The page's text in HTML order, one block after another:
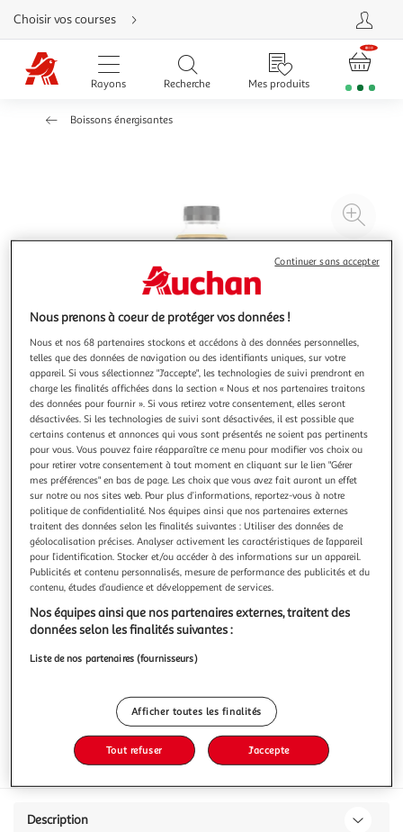
Aller
directement
au
contenu
Aller
directement
Aller
besoin
Choisir vos courses
Rayons Recherche Mes produits
Boissons énergisantes
à
POWERADE
Boisson diététique de l'effort goût mangue
Libérez tout votre potentiel physique et mental avec
Powerade Golden Mango, et franchissez les barrières qui
vous empêchent d'atteindre votre objectif ! Powerade est
une boisson isotonique pour le sport qui vous permet
physique. Boisson diététiqu
En savoir +
50cl
Vous voulez connaître le prix de ce produit ?
Afficher le prix
Format
Description
Nous prenons à coeur de protéger vos données !
Nous et nos 68 partenaires stockons et accédons à des données personnelles,
telles que des données de navigation ou des identifiants uniques, sur votre
appareil. Si vous sélectionnez "J'accepte", les technologies de suivi prendront en
charge les finalités affichées dans la section « Nous et nos partenaires traitons
des données pour fournir ». Si vous retirez votre consentement, elles seront
désactivées. Si les technologies de suivi sont désactivées, il est possible que
certains contenus et annonces qui vous sont présentés ne soient pas pertinents
pour vous. Vous pouvez faire réapparaître ce menu pour modifier vos choix ou
pour retirer votre consentement à tout moment en cliquant sur le lien "Gérer
mes préférences" en bas de page. Les choix que vous avez fait auront un effet
sur notre ou nos sites web. Pour plus d’informations, reportez-vous à notre
politique de confidentialité. Nos équipes ainsi que nos partenaires externes
traitent des données selon les finalités suivantes : Utiliser des données de
géolocalisation précises. Analyser activement les caractéristiques de l’appareil
pour l’identification. Stocker et/ou accéder à des informations sur un appareil.
Publicités et contenu personnalisés, mesure de performance des publicités et du
contenu, études d’audience et développement de services.
Nos équipes ainsi que nos partenaires externes, traitent des
données selon les finalités suivantes :
Liste de nos partenaires (fournisseurs)
Afficher toutes les finalités
Tout refuser J'accepte
Continuer sans accepter